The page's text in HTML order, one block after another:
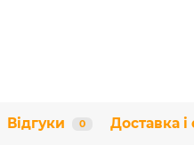
Відгуки 0 Доставка і